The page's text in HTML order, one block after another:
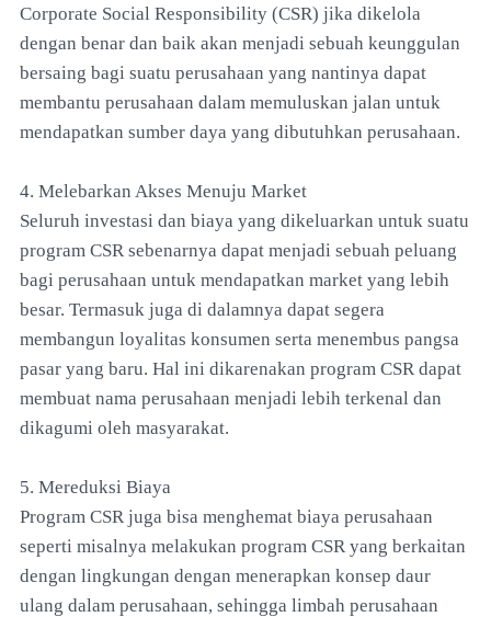
Corporate Social Responsibility (CSR) jika dikelola
dengan benar dan baik akan menjadi sebuah keunggulan
bersaing bagi suatu perusahaan yang nantinya dapat
membantu perusahaan dalam memuluskan jalan untuk
mendapatkan sumber daya yang dibutuhkan perusahaan.
4. Melebarkan Akses Menuju Market
Seluruh investasi dan biaya yang dikeluarkan untuk suatu
program CSR sebenarnya dapat menjadi sebuah peluang
bagi perusahaan untuk mendapatkan market yang lebih
besar. Termasuk juga di dalamnya dapat segera
membangun loyalitas konsumen serta menembus pangsa
pasar yang baru. Hal ini dikarenakan program CSR dapat
membuat nama perusahaan menjadi lebih terkenal dan
dikagumi oleh masyarakat.
5. Mereduksi Biaya
Program CSR juga bisa menghemat biaya perusahaan
seperti misalnya melakukan program CSR yang berkaitan
dengan lingkungan dengan menerapkan konsep daur
ulang dalam perusahaan, sehingga limbah perusahaan